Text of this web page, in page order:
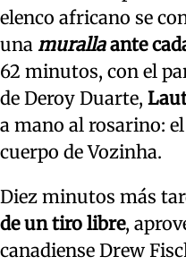
elenco africano se
una murallaante
62 minutos, con el
de Deroy Duarte,
a mano al rosarino:
cuerpo de Vozinha.
Diez minutos más
de un tiro libre,
canadiense Drew